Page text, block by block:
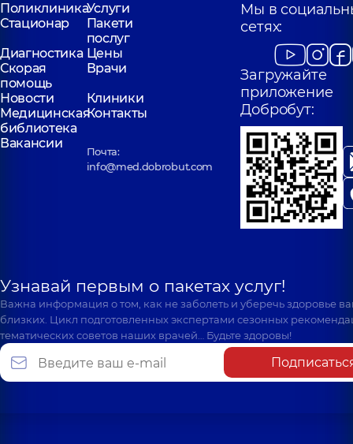
ПоликлиникаУслуги
Стационар
Пакети
послуг
Диагностика Цены
Скорая
помощь
Врачи
Новости
Клиники
Медицинская
библиотека
Контакты
Вакансии
Почта:
info@med.dobrobut.com
Мы в
сетях:
Загружайте
приложение
Добробут:
Узнавай первым о пакетах услуг!
Важна информация о том, как не заболеть и уберечь здоровье
близких. Цикл подготовленных экспертами сезонных
тематических советов наших врачей… Будьте здоровы!